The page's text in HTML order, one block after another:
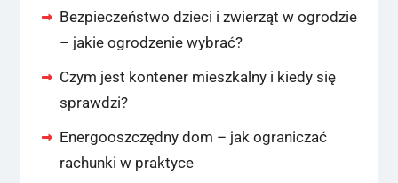
Bezpieczeństwo dzieci i zwierząt w ogrodzie
– jakie ogrodzenie wybrać?
Czym jest kontener mieszkalny i kiedy się
sprawdzi?
Energooszczędny dom – jak ograniczać
rachunki w praktyce